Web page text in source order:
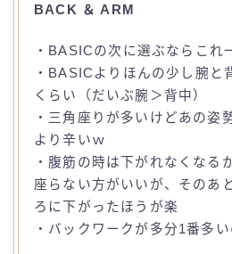
BACK ＆ ARM
・BASICの次に選ぶならこれ
・BASICよりほんの少し腕と
くらい（だいぶ腕＞背中）
・三角座りが多いけどあの姿
より辛いｗ
・腹筋の時は下がれなくなる
座らない方がいいが、そのあ
ろに下がったほうが楽
・バックワークが多分1番多